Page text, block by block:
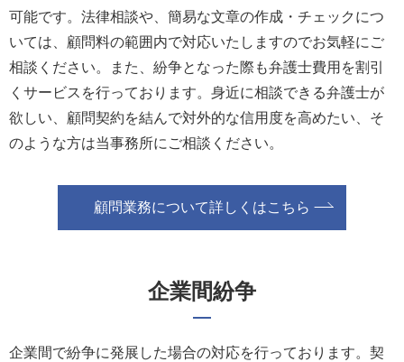
可能です。法律相談や、簡易な文章の作成・チェックにつ
いては、顧問料の範囲内で対応いたしますのでお気軽にご
相談ください。また、紛争となった際も弁護士費用を割引
くサービスを行っております。身近に相談できる弁護士が
欲しい、顧問契約を結んで対外的な信用度を高めたい、そ
のような方は当事務所にご相談ください。
顧問業務について詳しくはこちら
企業間紛争
企業間で紛争に発展した場合の対応を行っております。契